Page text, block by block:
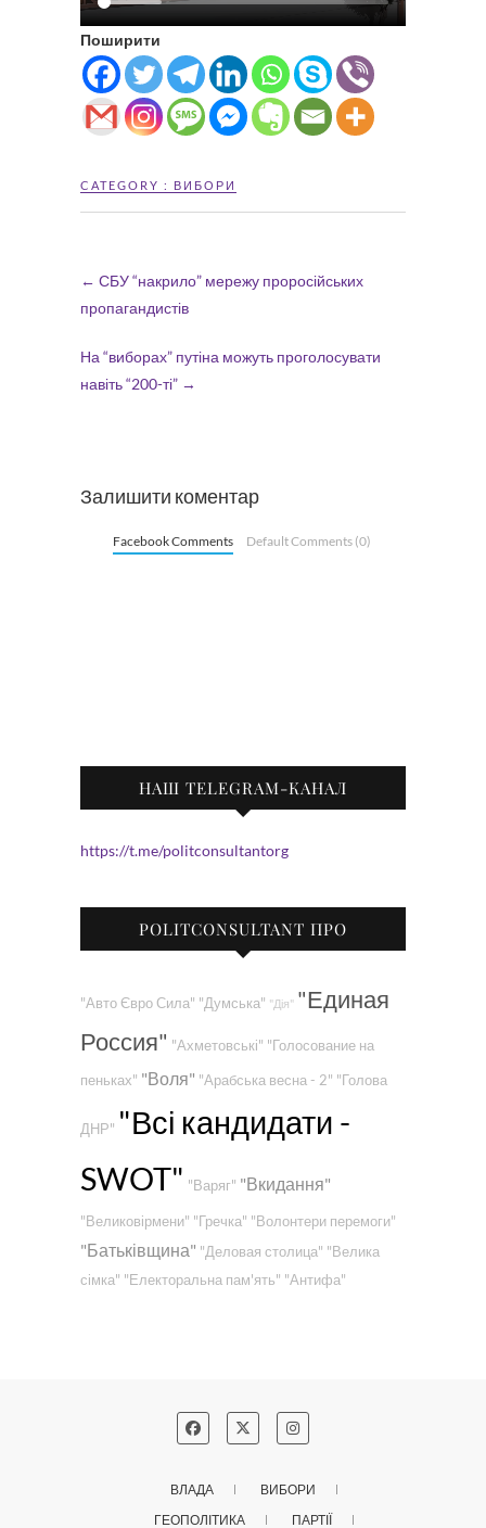
Поширити
CATEGORY : ВИБОРИ
← СБУ “накрило” мережу проросійських
пропагандистів
На “виборах” путіна можуть проголосувати
навіть “200-ті” →
Залишити коментар
Facebook Comments Default Comments (0)
НАШ TELEGRAM-КАНАЛ
https://t.me/politconsultantorg
POLITCONSULTANT ПРО
"Авто Євро Сила" "Думська" "Дія" "Единая
Россия" "Ахметовські" "Голосование на
пеньках" "Воля" "Арабська весна - 2" "Голова
ДНР" "Всі кандидати -
SWOT" "Варяг" "Вкидання"
"Великовірмени" "Гречка" "Волонтери перемоги"
"Батьківщина" "Деловая столица" "Велика
сімка" "Електоральна пам'ять" "Антифа"
ВЛАДА
ВИБОРИ
ГЕОПОЛІТИКА
ПАРТІЇ